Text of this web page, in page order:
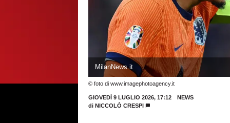
MilanNews.it
© foto di www.imagephotoagency.it
GIOVEDÌ 9 LUGLIO 2026, 17:12
NEWS
di NICCOLÒ CRESPI